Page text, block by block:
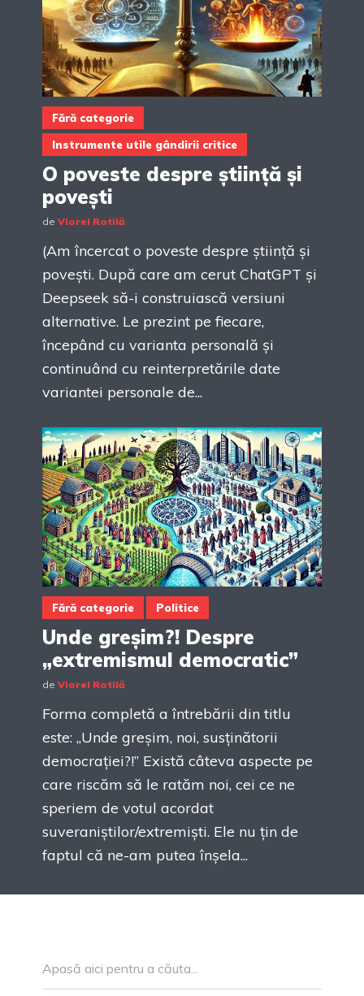
Fără categorie
Instrumente utile gândirii critice
O poveste despre știință și
povești
de Viorel Rotilă
(Am încercat o poveste despre știință și
povești. După care am cerut ChatGPT și
Deepseek să-i construiască versiuni
alternative. Le prezint pe fiecare,
începând cu varianta personală și
continuând cu reinterpretările date
variantei personale de...
Fără categorie Politice
Unde greșim?! Despre
„extremismul democratic”
de Viorel Rotilă
Forma completă a întrebării din titlu
este: „Unde greșim, noi, susținătorii
democrației?!” Există câteva aspecte pe
care riscăm să le ratăm noi, cei ce ne
speriem de votul acordat
suveraniștilor/extremiști. Ele nu țin de
faptul că ne-am putea înșela...